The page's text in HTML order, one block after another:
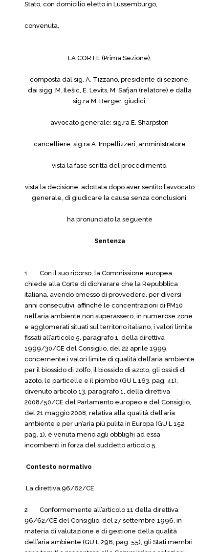
Stato, con domicilio eletto in Lussemburgo,
convenuta,
LA CORTE (Prima Sezione),
composta dal sig. A. Tizzano, presidente di sezione,
dai sigg. M. Ilešic, E. Levits, M. Safjan (relatore) e dalla
sig.ra M. Berger, giudici,
avvocato generale: sig.ra E. Sharpston
cancelliere: sig.ra A. Impellizzeri, amministratore
vista la fase scritta del procedimento,
vista la decisione, adottata dopo aver sentito l’avvocato
generale, di giudicare la causa senza conclusioni,
ha pronunciato la seguente
Sentenza
1 Con il suo ricorso, la Commissione europea
chiede alla Corte di dichiarare che la Repubblica
italiana, avendo omesso di provvedere, per diversi
anni consecutivi, affinché le concentrazioni di PM10
nell’aria ambiente non superassero, in numerose zone
e agglomerati situati sul territorio italiano, i valori limite
fissati all’articolo 5, paragrafo 1, della direttiva
1999/30/CE del Consiglio, del 22 aprile 1999,
concernente i valori limite di qualità dell’aria ambiente
per il biossido di zolfo, il biossido di azoto, gli ossidi di
azoto, le particelle e il piombo (GU L 163, pag. 41),
divenuto articolo 13, paragrafo 1, della direttiva
2008/50/CE del Parlamento europeo e del Consiglio,
del 21 maggio 2008, relativa alla qualità dell’aria
ambiente e per un’aria più pulita in Europa (GU L 152,
pag. 1), è venuta meno agli obblighi ad essa
incombenti in forza del suddetto articolo 5.
Contesto normativo
La direttiva 96/62/CE
2 Conformemente all’articolo 11 della direttiva
96/62/CE del Consiglio, del 27 settembre 1996, in
materia di valutazione e di gestione della qualità
dell’aria ambiente (GU L 296, pag. 55), gli Stati membri